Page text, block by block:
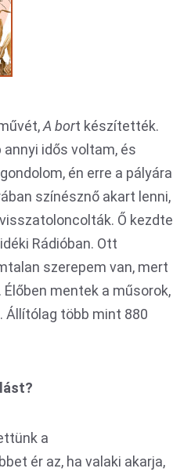
A bort készítették.
annyi idős voltam, és
én erre a pályára
színésznő akart lenni,
Ő kezdte
Rádióban. Ott
szerepem van, mert
mentek a műsorok,
Állítólag több mint 880
a
ér az, ha valaki akarja,